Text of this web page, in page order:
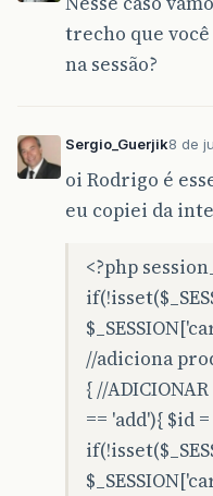
trecho que
na sessão?
Sergio_Guerjik8 de
oi Rodrigo é
eu copiei da
<?php
//adiciona
{ //
== 'add'){ $id